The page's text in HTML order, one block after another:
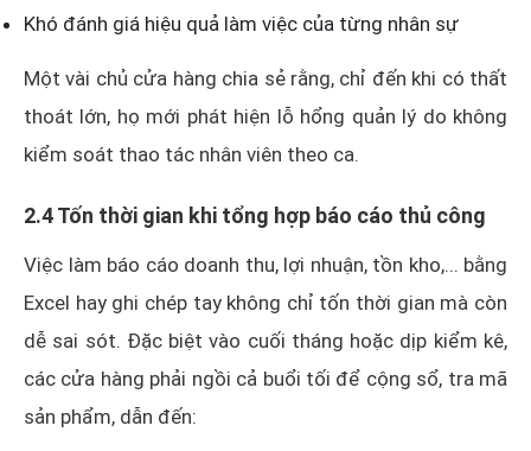
Khó đánh giá hiệu quả làm việc của từng nhân sự
Một vài chủ cửa hàng chia sẻ rằng, chỉ đến khi có thất
thoát lớn, họ mới phát hiện lỗ hổng quản lý do không
kiểm soát thao tác nhân viên theo ca.
2.4 Tốn thời gian khi tổng hợp báo cáo thủ công
Việc làm báo cáo doanh thu, lợi nhuận, tồn kho,... bằng
Excel hay ghi chép tay không chỉ tốn thời gian mà còn
dễ sai sót. Đặc biệt vào cuối tháng hoặc dịp kiểm kê,
các cửa hàng phải ngồi cả buổi tối để cộng sổ, tra mã
sản phẩm, dẫn đến: